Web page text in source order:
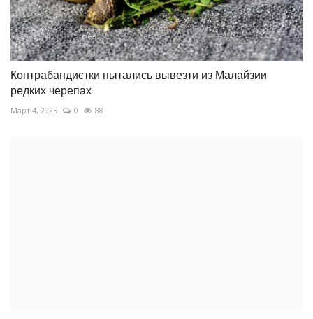
Контрабандистки пытались вывезти из Малайзии
редких черепах
Март 4, 2025 0 88